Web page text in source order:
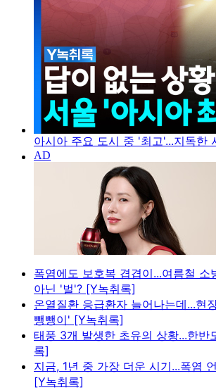
아시아 주요 도시 중 '최고'...지독한
폭염에도 보호복 겹겹이...여름철
아닌 '벌'? [Y녹취록]
온열질환 응급환자 늘어나는데...현
뺑뺑이' [Y녹취록]
태풍 3개 발생한 초유의 상황...한반
록]
지금, 1년 중 가장 더운 시기...폭염
[Y녹취록]